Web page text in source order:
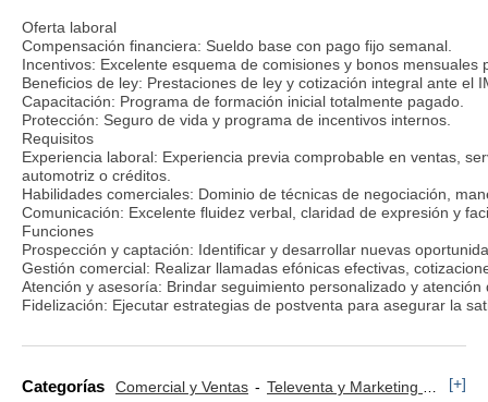
Oferta laboral
Compensación financiera: Sueldo base con pago fijo semanal.
Incentivos: Excelente esquema de comisiones y bonos mensuales
Beneficios de ley: Prestaciones de ley y cotización integral ante el
Capacitación: Programa de formación inicial totalmente pagado.
Protección: Seguro de vida y programa de incentivos internos.
Requisitos
Experiencia laboral: Experiencia previa comprobable en ventas,
automotriz o créditos.
Habilidades comerciales: Dominio de técnicas de negociación,
Comunicación: Excelente fluidez verbal, claridad de expresión y
Funciones
Prospección y captación: Identificar y desarrollar nuevas
Gestión comercial: Realizar llamadas efónicas efectivas,
Atención y asesoría: Brindar seguimiento personalizado y
Fidelización: Ejecutar estrategias de postventa para asegurar la
Categorías Comercial y Ventas Televenta y Marketing Telefónico [+]